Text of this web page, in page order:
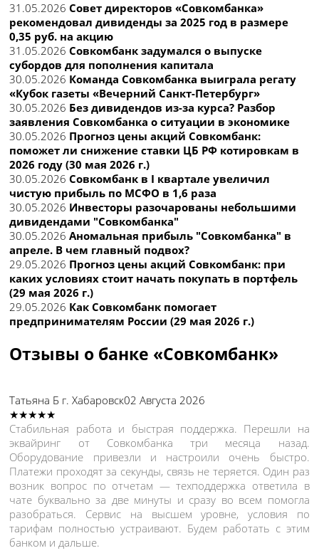
31.05.2026Совет директоров «Совкомбанка»
рекомендовал дивиденды за 2025 год в размере
0,35 руб. на акцию
31.05.2026Совкомбанк задумался о выпуске
субордов для пополнения капитала
30.05.2026 Команда Совкомбанка выиграла регату
«Кубок газеты «Вечерний Санкт-Петербург»
30.05.2026 Без дивидендов из-за курса? Разбор
заявления Совкомбанка о ситуации в экономике
30.05.2026 Прогноз цены акций Совкомбанк:
поможет ли снижение ставки ЦБ РФ котировкам в
2026 году (30 мая 2026 г.)
30.05.2026Совкомбанк в I квартале увеличил
чистую прибыль по МСФО в 1,6 раза
30.05.2026 Инвесторы разочарованы небольшими
дивидендами "Совкомбанка"
30.05.2026Аномальная прибыль "Совкомбанка" в
апреле. В чем главный подвох?
29.05.2026 Прогноз цены акций Совкомбанк: при
каких условиях стоит начать покупать в портфель
(29 мая 2026 г.)
29.05.2026 Как Совкомбанк помогает
предпринимателям России (29 мая 2026 г.)
Отзывы о банке «Совкомбанк»
Татьяна Б г. Хабаровск02 Августа 2026
★★★★★
Стабильная работа и быстрая поддержка. Перешли на
эквайринг от Совкомбанка три месяца назад.
Оборудование привезли и настроили очень быстро.
Платежи проходят за секунды, связь не теряется. Один раз
возник вопрос по отчетам — техподдержка ответила в
чате буквально за две минуты и сразу во всем помогла
разобраться. Сервис на высшем уровне, условия по
тарифам полностью устраивают. Будем работать с этим
банком и дальше.